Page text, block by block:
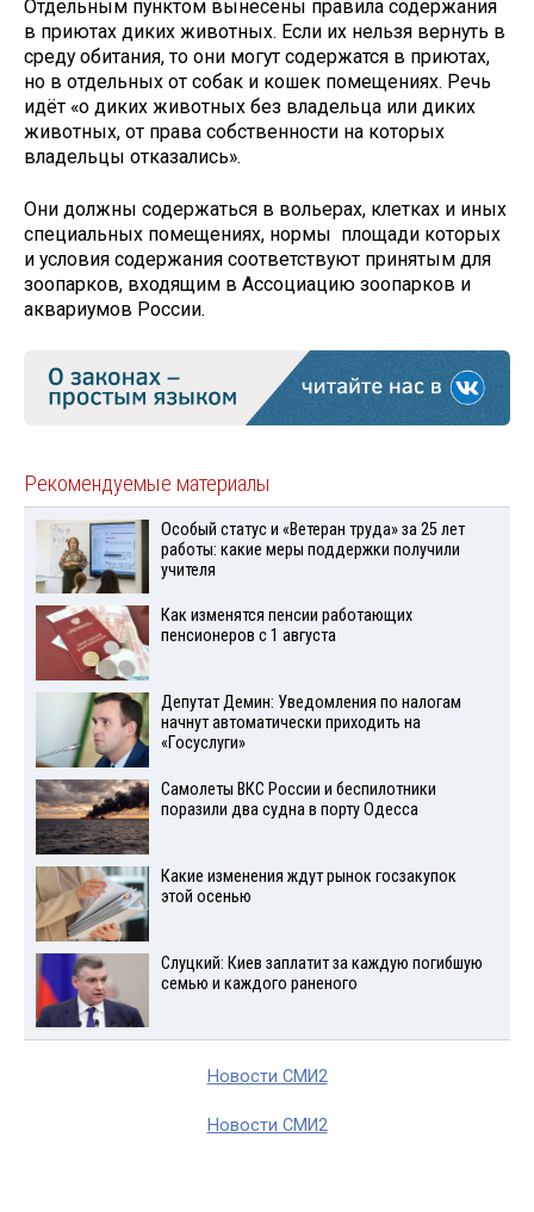
Отдельным пунктом вынесены правила содержания
в приютах диких животных. Если их нельзя вернуть в
среду обитания, то они могут содержатся в приютах,
но в отдельных от собак и кошек помещениях. Речь
идёт «о диких животных без владельца или диких
животных, от права собственности на которых
владельцы отказались».
Они должны содержаться в вольерах, клетках и иных
специальных помещениях, нормы площади которых
и условия содержания соответствуют принятым для
зоопарков, входящим в Ассоциацию зоопарков и
аквариумов России.
Рекомендуемые материалы
Особый статус и «Ветеран труда» за 25 лет
работы: какие меры поддержки получили
учителя
Как изменятся пенсии работающих
пенсионеров с 1 августа
Депутат Демин: Уведомления по налогам
начнут автоматически приходить на
«Госуслуги»
Самолеты ВКС России и беспилотники
поразили два судна в порту Одесса
Какие изменения ждут рынок госзакупок
этой осенью
Слуцкий: Киев заплатит за каждую погибшую
семью и каждого раненого
Новости СМИ2
Новости СМИ2